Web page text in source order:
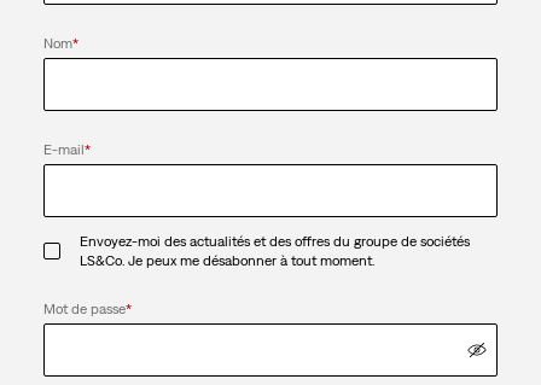
Nom*
E-mail*
Envoyez-moi des actualités et des offres du groupe de sociétés
LS&Co. Je peux me désabonner à tout moment.
Mot de passe*